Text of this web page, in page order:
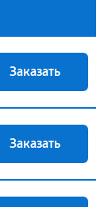
Заказать
Заказать